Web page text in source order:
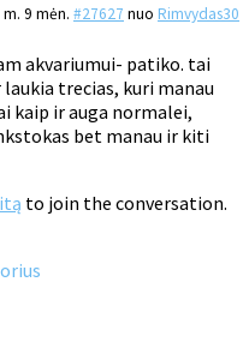
9 mėn. #27627 nuo Rimvydas30
akvariumui- patiko. tai
trecias, kuri manau
kaip ir auga normalei,
bet manau ir kiti
to join the conversation.